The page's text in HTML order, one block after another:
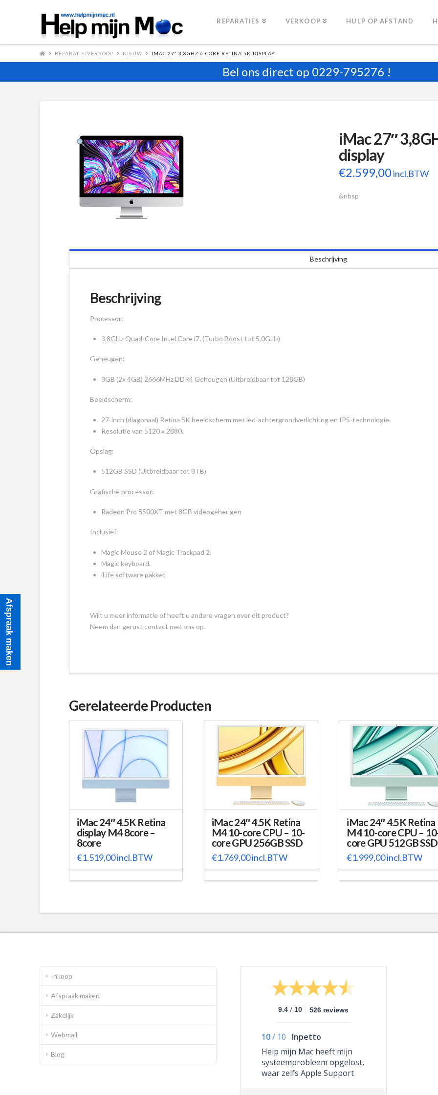
REPARATIES VERKOOP HULP OP AFSTAND
REPARATIE/VERKOOP NIEUW IMAC 27″ 3,8GHZ 6-CORE RETINA 5K-DISPLAY
Bel ons direct op 0229-795276 !
iMac 27″
display
€2.599,00incl.BTW
&nbsp
Beschrijving
Beschrijving
Processor:
3,8GHz Quad-Core Intel Core i7. (Turbo Boost tot 5,0GHz)
Geheugen:
8GB (2x 4GB) 2666MHz DDR4 Geheugen (Uitbreidbaar tot 128GB)
Beeldscherm:
27-inch (diagonaal) Retina 5K beeldscherm met led-achtergrondverlichting en IPS-technologie.
Resolutie van 5120 x 2880.
Opslag:
512GB SSD (Uitbreidbaar tot 8TB)
Grafische processor:
Radeon Pro 5500XT met 8GB videogeheugen
Inclusief:
Magic Mouse 2 of Magic Trackpad 2.
Magic keyboard.
iLife software pakket
Wilt u meer informatie of heeft u andere vragen over dit product?
Neem dan gerust contact met ons op.
Gerelateerde Producten
iMac 24″ 4.5K Retina
display M4 8core –
8core
€1.519,00incl.BTW
iMac 24″ 4.5K Retina
M4 10-core CPU – 10-
core GPU 256GB SSD
€1.769,00incl.BTW
iMac 24″ 4.5K Retina
M4 10-core CPU –
core GPU 512GB SSD
€1.999,00incl.BTW
Inkoop
Afspraak maken
Zakelijk
Webmail
Blog
9.4 / 10 526 reviews
10/ 10
Inpetto
Help mijn Mac heeft mijn
systeemprobleem opgelost,
waar zelfs Apple Support
Afspraak maken